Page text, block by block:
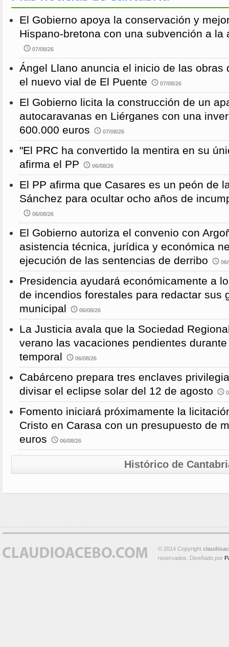
El Gobierno apoya la conservación y
Hispano-bretona con una subvención a la
07/08/26
Ángel Llano anuncia el inicio de las obras
el nuevo vial de El Puente
07/08/26
El Gobierno licita la construcción de un
autocaravanas en Liérganes con una
600.000 euros
07/08/26
"El PRC ha convertido la mentira en su
afirma el PP
06/08/26
El PP afirma que Casares es un peón de
Sánchez para ocultar ocho años de
06/08/26
El Gobierno autoriza el convenio con
asistencia técnica, jurídica y económica
ejecución de las sentencias de derribo
Presidencia ayudará económicamente a
de incendios forestales para redactar sus
municipal
06/08/26
La Justicia avala que la Sociedad
verano las vacaciones pendientes
temporal
06/08/26
Cabárceno prepara tres enclaves
divisar el eclipse solar del 12 de agosto
Fomento iniciará próximamente la
Cristo en Carasa con un presupuesto de
euros
06/08/26
Histórico de
© 2014 Copyright
reservados. Diseñado por